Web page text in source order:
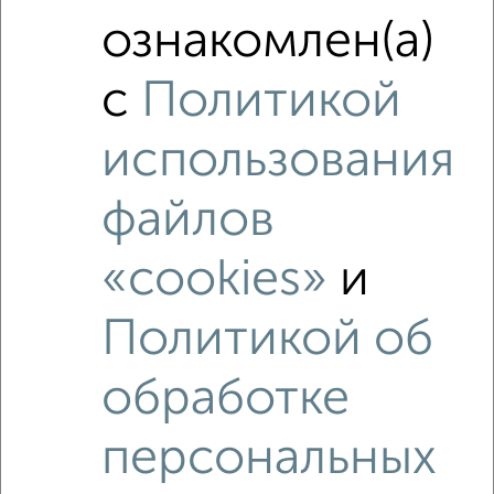
Рядом, с меньшей ценой
Недалеко от Раздольная 29 с ценой ниже
ознакомлен(а)
с
Политикой
использования
файлов
«cookies» и
Политикой об
обработке
персональных